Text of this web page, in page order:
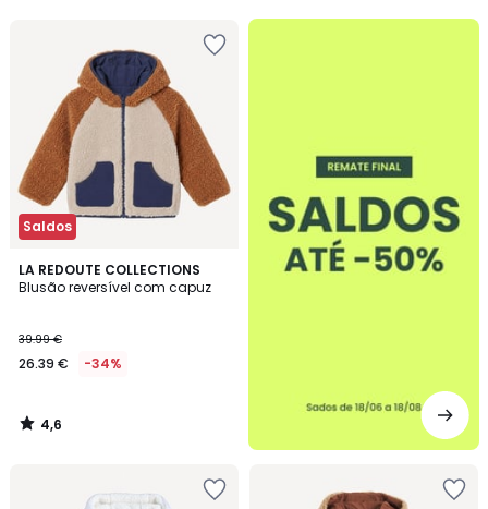
Saldos
LA REDOUTE COLLECTIONS
Blusão reversível com capuz
39.99 €
26.39 € -34%
4,6
/ 5
4,6
/
até